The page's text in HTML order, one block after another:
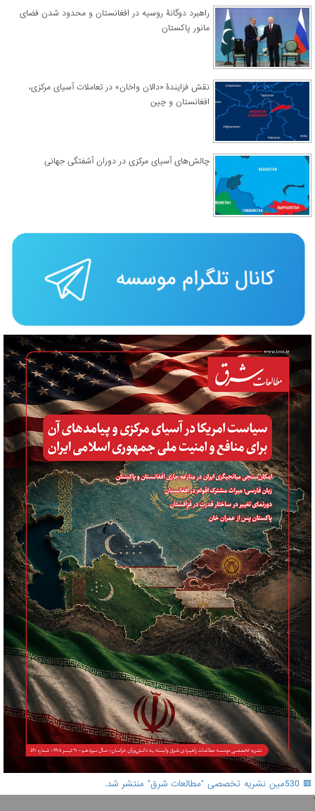
راهبرد دوگانۀ روسیه در افغانستان و محدود شدن فضای
مانور پاکستان
نقش فزایندۀ «دالان واخان» در تعاملات آسیای مرکزی،
افغانستان و چین
چالش‌های آسیای مرکزی در دوران آشفتگی جهانی
🟥 530مین نشریه تخصصی "مطالعات شرق" منتشر شد.
'